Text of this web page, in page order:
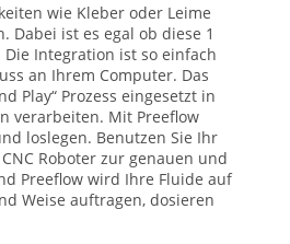
wie Kleber oder Leime
Dabei ist es egal ob diese 1
Integration ist so einfach
an Ihrem Computer. Das
Play“ Prozess eingesetzt in
verarbeiten. Mit Preeflow
loslegen. Benutzen Sie Ihr
Roboter zur genauen und
Preeflow wird Ihre Fluide auf
Weise auftragen, dosieren